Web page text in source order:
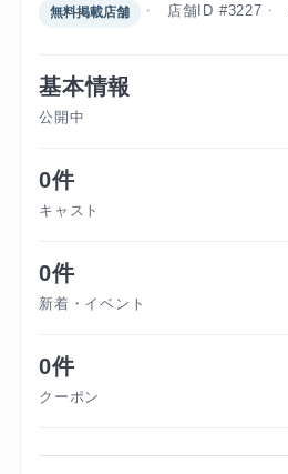
無料掲載店舗 店舗ID #3227
基本情報
公開中
0件
キャスト
0件
新着・イベント
0件
クーポン